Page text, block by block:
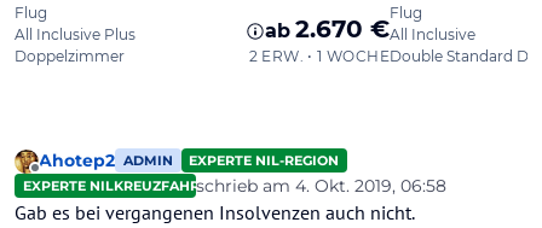
Offline
Ahotep2 ADMIN
EXPERTE NIL-REGION
EXPERTE NILKREUZFAHRTENschrieb am 4. Okt. 2019, 06:58
zuletzt editiert von Ahotep210. Apr.
Gab es bei vergangenen Insolvenzen auch nicht.